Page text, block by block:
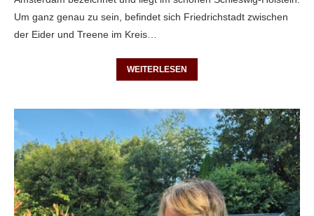
Um ganz genau zu sein, befindet sich Friedrichstadt zwischen
der Eider und Treene im Kreis…
WEITERLESEN